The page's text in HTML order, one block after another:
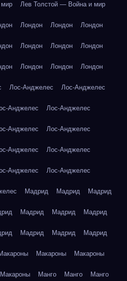
Лев Толстой — Война и мир
Лондон Лондон Лондон
Лондон Лондон Лондон
Лондон Лондон Лондон
Лос-Анджелес Лос-Анджелес
Анджелес Лос-Анджелес
Анджелес Лос-Анджелес
Анджелес Лос-Анджелес
Анджелес Лос-Анджелес
Мадрид Мадрид Мадрид
Мадрид Мадрид Мадрид
Мадрид Мадрид Мадрид
Макароны Макароны
Макароны Манго Манго Манго